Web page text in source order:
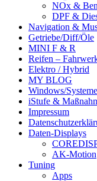
NOx &
DPF &
Navigation &
Getriebe/Diff/Öle
MINI F & R
Reifen –
Elektro / Hybrid
MY BLOG
Windows/Systeme
iStufe &
Impressum
Daten-Displays
AK-Motion
Tuning
Apps